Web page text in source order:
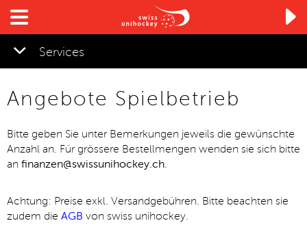

Services
Angebote Spielbetrieb
Bitte geben Sie unter Bemerkungen jeweils die gewünschte
Anzahl an. Für grössere Bestellmengen wenden sie sich bitte
an finanzen@swissunihockey.ch.
Achtung: Preise exkl. Versandgebühren. Bitte beachten sie
zudem die AGB von swiss unihockey.